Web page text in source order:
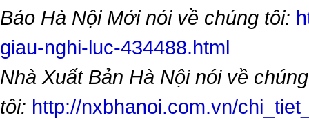
Báo Hà Nội Mới nói về chúng tôi:
giau-nghi-luc-434488.html
Nhà Xuất Bản Hà Nội nói về chúng
tôi: http://nxbhanoi.com.vn/